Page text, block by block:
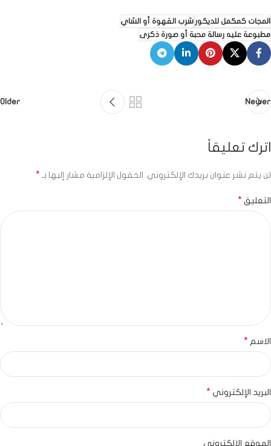
المجات كمكمل للديكور شرب القهوة أو الشاي
مطبوعة عليه رسالة محبة أو صورة ذكرى
Newer
Older
اترك تعليقاً
لن يتم نشر عنوان بريدك الإلكتروني. الحقول الإلزامية مشار إليها بـ *
التعليق *
الاسم *
البريد الإلكتروني *
الموقع الإلكتروني